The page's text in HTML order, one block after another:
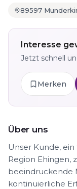
89597
Interesse
Jetzt schnell
Merken
Über uns
Unser Kunde,
Region Ehingen,
beeindruckende
kontinuierliche